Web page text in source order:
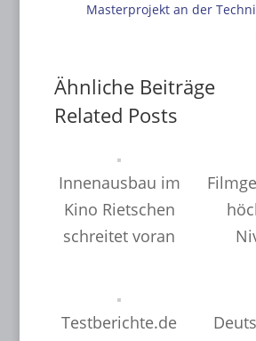
Masterprojekt an der
Ähnliche Beiträge
Related Posts
Innenausbau im
Kino Rietschen
schreitet voran
Testberichte.de